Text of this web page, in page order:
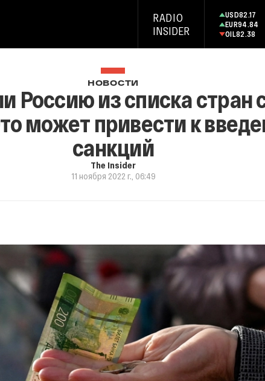
RADIO
INSIDER
USD82.17
EUR94.84
OIL82.38
НОВОСТИ
Россию из списка стран
может привести к
санкций
The Insider
11 ноября 2022 г., 06:49